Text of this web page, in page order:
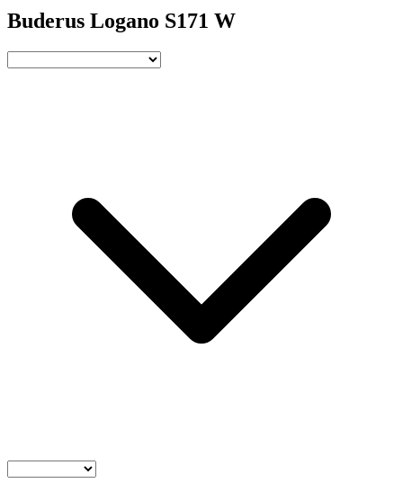
Buderus Logano S171 W